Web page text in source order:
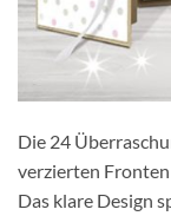
Die 24
verzierten
Das klare Design